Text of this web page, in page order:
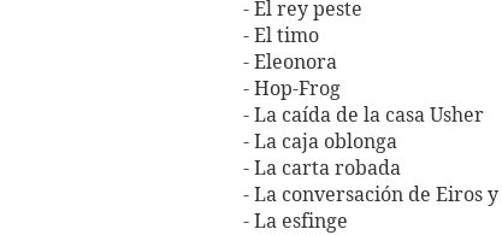
- El rey peste
- El timo
- Eleonora
- Hop-Frog
- La caída de la casa Usher
- La caja oblonga
- La carta robada
- La conversación de Eiros
- La esfinge